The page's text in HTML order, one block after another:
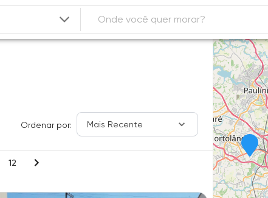
Ordenar por: Mais Recente
12